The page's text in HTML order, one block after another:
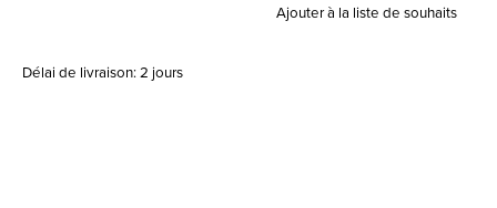
Ajouter à la liste de souhaits
Délai de livraison: 2 jours